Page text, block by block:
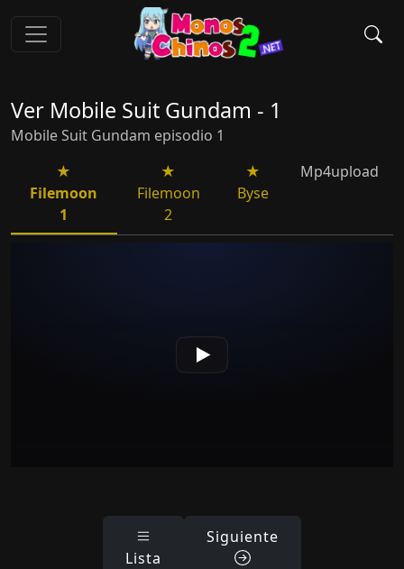
Ver Mobile Suit Gundam - 1
Mobile Suit Gundam episodio 1
Filemoon
1
Filemoon
2
Byse
Mp4upload
Lista
Siguiente